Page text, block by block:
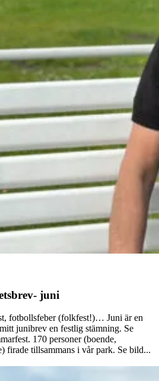
juni
fotbollsfeber (folkfest!)… Juni är en
junibrev en festlig stämning. Se
170 personer (boende,
firade tillsammans i vår park. Se bild...